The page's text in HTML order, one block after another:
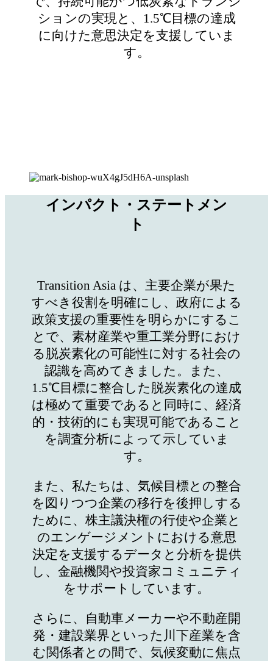
ションの実現と、1.5℃目標の達成
に向けた意思決定を支援していま
す。
インパクト・ステートメン
ト
Transition Asia は、主要企業が果た
すべき役割を明確にし、政府による
政策支援の重要性を明らかにするこ
とで、素材産業や重工業分野におけ
る脱炭素化の可能性に対する社会の
認識を高めてきました。また、
1.5℃目標に整合した脱炭素化の達成
は極めて重要であると同時に、経済
的・技術的にも実現可能であること
を調査分析によって示していま
す。
また、私たちは、気候目標との整合
を図りつつ企業の移行を後押しする
ために、株主議決権の行使や企業と
のエンゲージメントにおける意思
決定を支援するデータと分析を提供
し、金融機関や投資家コミュニティ
をサポートしています。
さらに、自動車メーカーや不動産開
発・建設業界といった川下産業を含
む関係者との間で、気候変動に焦点